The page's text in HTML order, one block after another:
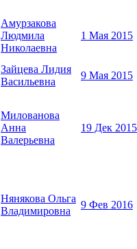
Амурзакова
Людмила
Николаевна
1 Мая 2015
Зайцева Лидия
Васильевна
9 Мая 2015
Милованова
Анна
Валерьевна
19 Дек 2015
Нянякова Ольга
Владимировна
9 Фев 2016